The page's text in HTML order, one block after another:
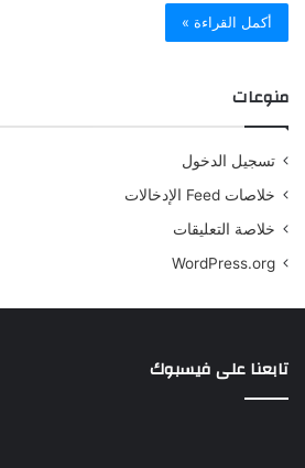
أكمل القراءة »
منوعات
تسجيل الدخول
خلاصات Feed الإدخالات
خلاصة التعليقات
WordPress.org
تابعنا على فيسبوك